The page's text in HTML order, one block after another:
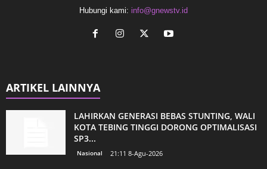
Hubungi kami: info@gnewstv.id
ARTIKEL LAINNYA
LAHIRKAN GENERASI BEBAS STUNTING, WALI
KOTA TEBING TINGGI DORONG OPTIMALISASI
SP3...
Nasional 21:11 8-Agu-2026